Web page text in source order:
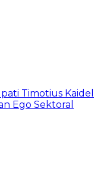
Timotius Kaidel
Ego Sektoral